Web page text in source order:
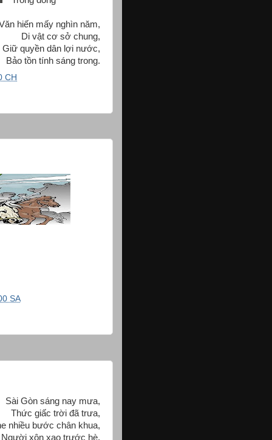
hiến mấy nghìn năm,
Di vật cơ sở chung,
Giữ quyền dân lợi nước,
Bảo tồn tính sáng trong.
CH
SA
Sài Gòn sáng nay mưa,
Thức giấc trời đã trưa,
nhiều bước chân khua,
Người xôn xao trước hè.